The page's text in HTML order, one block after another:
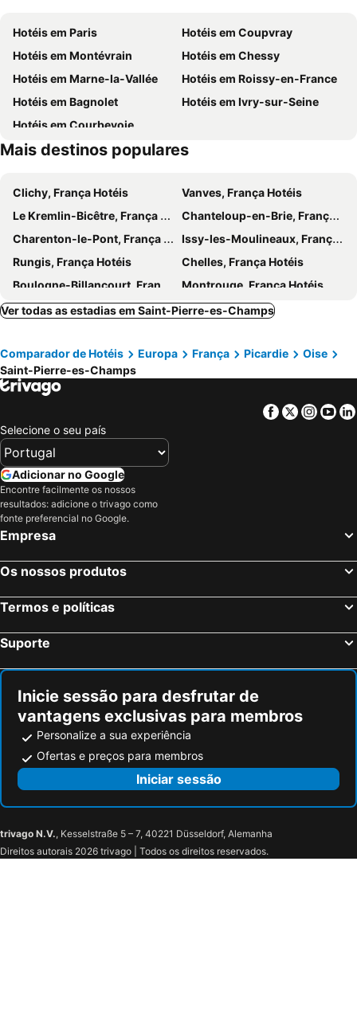
Base de Loisirs des Boucles de Seine
La Fête du Ventre et de la Gastronomie Normande
Pontoise – Cormeilles Aerodrome
Eglise Saint-Martin
La Place du Vieux Marché
Hotéis em Paris
Hotéis em Coupvray
Hotéis em Montévrain
Hotéis em Chessy
Hotéis em Marne-la-Vallée
Hotéis em Roissy-en-France
Hotéis em Bagnolet
Hotéis em Ivry-sur-Seine
Hotéis em Courbevoie
Mais destinos populares
Clichy, França Hotéis
Vanves, França Hotéis
Le Kremlin-Bicêtre, França Hotéis
Chanteloup-en-Brie, França Hotéis
Charenton-le-Pont, França Hotéis
Issy-les-Moulineaux, França Hotéis
Rungis, França Hotéis
Chelles, França Hotéis
Boulogne-Billancourt, França Hotéis
Montrouge, França Hotéis
Noisy-le-Grand, França Hotéis
Pantin, França Hotéis
Chevilly-Larue, França Hotéis Saint-Thibault-des-Vignes, França Hotéis
Bussy Saint Georges, França Hotéis
Orly, França Hotéis
Paray-Vieille-Poste, França Hotéis
Paris, França Hotéis
Coupvray, França Hotéis
Montévrain, França Hotéis
Magny le Hongre, França Hotéis
Marne-la-Vallée, França Hotéis
Bagnolet, França Hotéis
Estrasburgo, Alsácia Hotéis
Colmar, Alsácia Hotéis
Ver todas as estadias em Saint-Pierre-es-Champs
Comparador de Hotéis Europa França Picardie
Oise
Saint-Pierre-es-Champs
Facebook
Twitter
Selecione o seu país
Adicionar no Google
Encontre facilmente os nossos
resultados: adicione o trivago como
fonte preferencial no Google.
Empresa
Os nossos produtos
Termos e políticas
Suporte
Inicie sessão para desfrutar de
vantagens exclusivas para membros
Personalize a sua experiência
Ofertas e preços para membros
Iniciar sessão
trivago N.V., Kesselstraße 5 – 7, 40221 Düsseldorf, Alemanha
Direitos autorais 2026 trivago | Todos os direitos reservados.